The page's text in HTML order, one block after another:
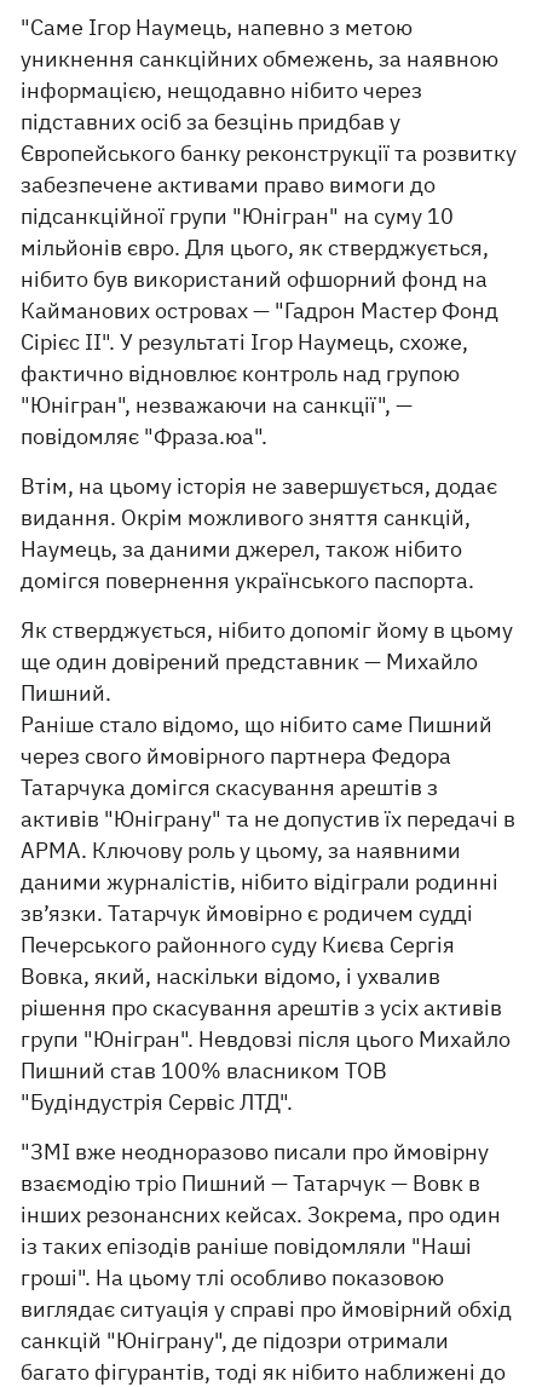
"Саме Ігор Наумець, напевно з метою
уникнення санкційних обмежень, за наявною
інформацією, нещодавно нібито через
підставних осіб за безцінь придбав у
Європейського банку реконструкції та розвитку
забезпечене активами право вимоги до
підсанкційної групи "Юнігран" на суму 10
мільйонів євро. Для цього, як стверджується,
нібито був використаний офшорний фонд на
Кайманових островах — "Гадрон Мастер Фонд
Сірієс ІІ". У результаті Ігор Наумець, схоже,
фактично відновлює контроль над групою
"Юнігран", незважаючи на санкції", —
повідомляє "Фраза.юа".
Втім, на цьому історія не завершується, додає
видання. Окрім можливого зняття санкцій,
Наумець, за даними джерел, також нібито
домігся повернення українського паспорта.
Як стверджується, нібито допоміг йому в цьому
ще один довірений представник — Михайло
Пишний.
Раніше стало відомо, що нібито саме Пишний
через свого ймовірного партнера Федора
Татарчука домігся скасування арештів з
активів "Юніграну" та не допустив їх передачі в
АРМА. Ключову роль у цьому, за наявними
даними журналістів, нібито відіграли родинні
зв’язки. Татарчук ймовірно є родичем судді
Печерського районного суду Києва Сергія
Вовка, який, наскільки відомо, і ухвалив
рішення про скасування арештів з усіх активів
групи "Юнігран". Невдовзі після цього Михайло
Пишний став 100% власником ТОВ
"Будіндустрія Сервіс ЛТД".
"ЗМІ вже неодноразово писали про ймовірну
взаємодію тріо Пишний — Татарчук — Вовк в
інших резонансних кейсах. Зокрема, про один
із таких епізодів раніше повідомляли "Наші
гроші". На цьому тлі особливо показовою
виглядає ситуація у справі про ймовірний обхід
санкцій "Юніграну", де підозри отримали
багато фігурантів, тоді як нібито наближені до